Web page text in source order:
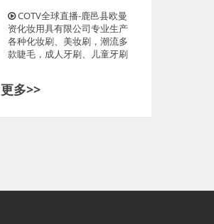
临！COTV全球直播-鹿邑县欧曼
资化妆用具有限公司专业生产
各种化妆刷、美妆刷，潮流多
款睫毛，成人牙刷、儿童牙刷
更多>>